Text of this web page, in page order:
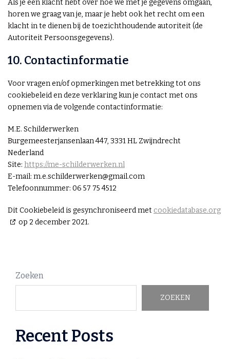
Als je een klacht hebt over hoe we met je gegevens omgaan,
horen we graag van je, maar je hebt ook het recht om een
klacht in te dienen bij de toezichthoudende autoriteit (de
Autoriteit Persoonsgegevens).
10. Contactinformatie
Voor vragen en/of opmerkingen met betrekking tot ons
cookiebeleid en deze verklaring kun je contact met ons
opnemen via de volgende contactinformatie:
M.E. Schilderwerken
Burgemeesterjansenlaan 447, 3331 HL Zwijndrecht
Nederland
Site: https://me-schilderwerken.nl
E-mail: m.e.schilderwerken@gmail.com
Telefoonnummer: 06 57 75 4512
Dit Cookiebeleid is gesynchroniseerd met cookiedatabase.org
op 2 december 2021.
Zoeken
ZOEKEN
Recent Posts